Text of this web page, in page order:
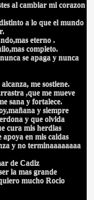
al cambiar mi corazon
a lo que el mundo
eterno .
completo.
se apaga y nunca
me sostiene.
,que me mueve
sana y fortalece.
y siempre
y que olvida
cura mis herdias
en mis caidas
y no terminaaaaaaaa
de Cadiz
la mas grande
mucho Rocio